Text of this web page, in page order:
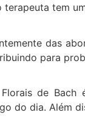
terapeuta tem
das
para
de Bach
do dia. Além